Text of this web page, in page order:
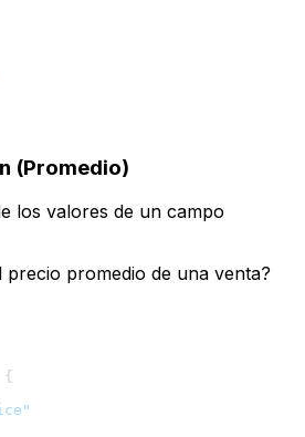
(Promedio)
los valores de un campo
precio promedio de una venta?
{